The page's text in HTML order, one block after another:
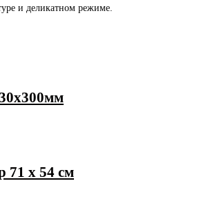
и деликатном режиме.
71 х 54 см